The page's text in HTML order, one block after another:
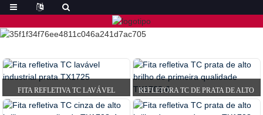
FITA REFLETIVA TC LAVÁVEL
INDUSTRIAL PRATEADA T...
REFLETORA TC DE PRATA DE ALTO
BRILHO DE PRIMEIRA QUALIDADE...